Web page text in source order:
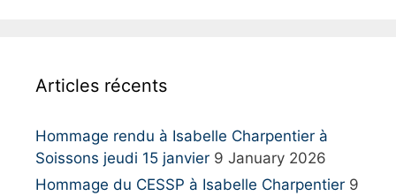
f
r
:
Articles récents
Hommage rendu à Isabelle Charpentier à
Soissons jeudi 15 janvier 9 January 2026
Hommage du CESSP à Isabelle Charpentier 9